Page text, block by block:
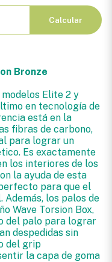
Calcular
Bronze
Elite 2 y
en tecnología de
está en la
fibras de carbono,
para lograr un
Es exactamente
los interiores de los
la ayuda de esta
para que el
los palos de
Wave Torsion Box,
del palo para lograr
despedidas sin
del grip
la capa de goma